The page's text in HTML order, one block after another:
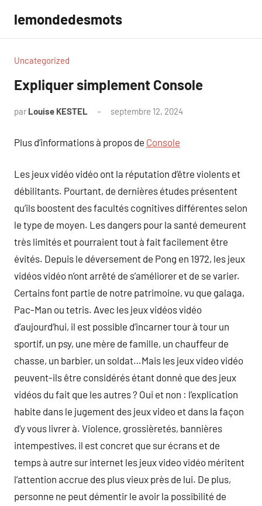
contenu
lemondedesmots
Uncategorized
Expliquer simplement Console
par Louise KESTEL septembre 12, 2024
Plus d’informations à propos de Console
Les jeux vidéo vidéo ont la réputation d’être violents et
débilitants. Pourtant, de dernières études présentent
qu’ils boostent des facultés cognitives différentes selon
le type de moyen. Les dangers pour la santé demeurent
très limités et pourraient tout à fait facilement être
évités. Depuis le déversement de Pong en 1972, les jeux
vidéos vidéo n’ont arrêté de s’améliorer et de se varier.
Certains font partie de notre patrimoine, vu que galaga,
Pac-Man ou tetris. Avec les jeux vidéos vidéo
d’aujourd’hui, il est possible d’incarner tour à tour un
sportif, un psy, une mère de famille, un chauffeur de
chasse, un barbier, un soldat…Mais les jeux video vidéo
peuvent-ils être considérés étant donné que des jeux
vidéos du fait que les autres ? Oui et non : l’explication
habite dans le jugement des jeux video et dans la façon
d’y vous livrer à. Violence, grossièretés, bannières
intempestives, il est concret que sur écrans et de
temps à autre sur internet les jeux video vidéo méritent
l’attention accrue des plus vieux près de lui. De plus,
personne ne peut démentir le avoir la possibilité de